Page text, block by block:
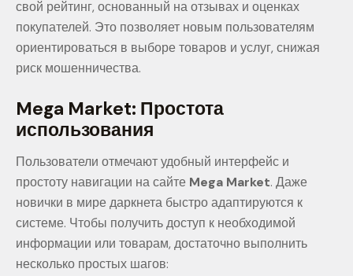
свой рейтинг, основанный на отзывах и оценках
покупателей. Это позволяет новым пользователям
ориентироваться в выборе товаров и услуг, снижая
риск мошенничества.
Mega Market: Простота
использования
Пользователи отмечают удобный интерфейс и
простоту навигации на сайте Mega Market. Даже
новички в мире даркнета быстро адаптируются к
системе. Чтобы получить доступ к необходимой
информации или товарам, достаточно выполнить
несколько простых шагов: